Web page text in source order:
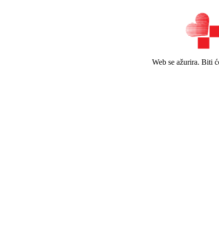
Web se ažurira. Biti